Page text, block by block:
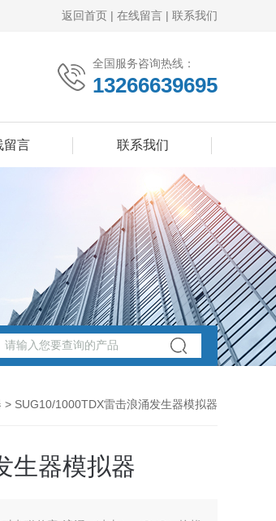
返回首页 | 在线留言 | 联系我们
全国服务咨询热线：
13266639695
留言 联系我们
> SUG10/1000TDX雷击浪涌发生器模拟器
生器模拟器